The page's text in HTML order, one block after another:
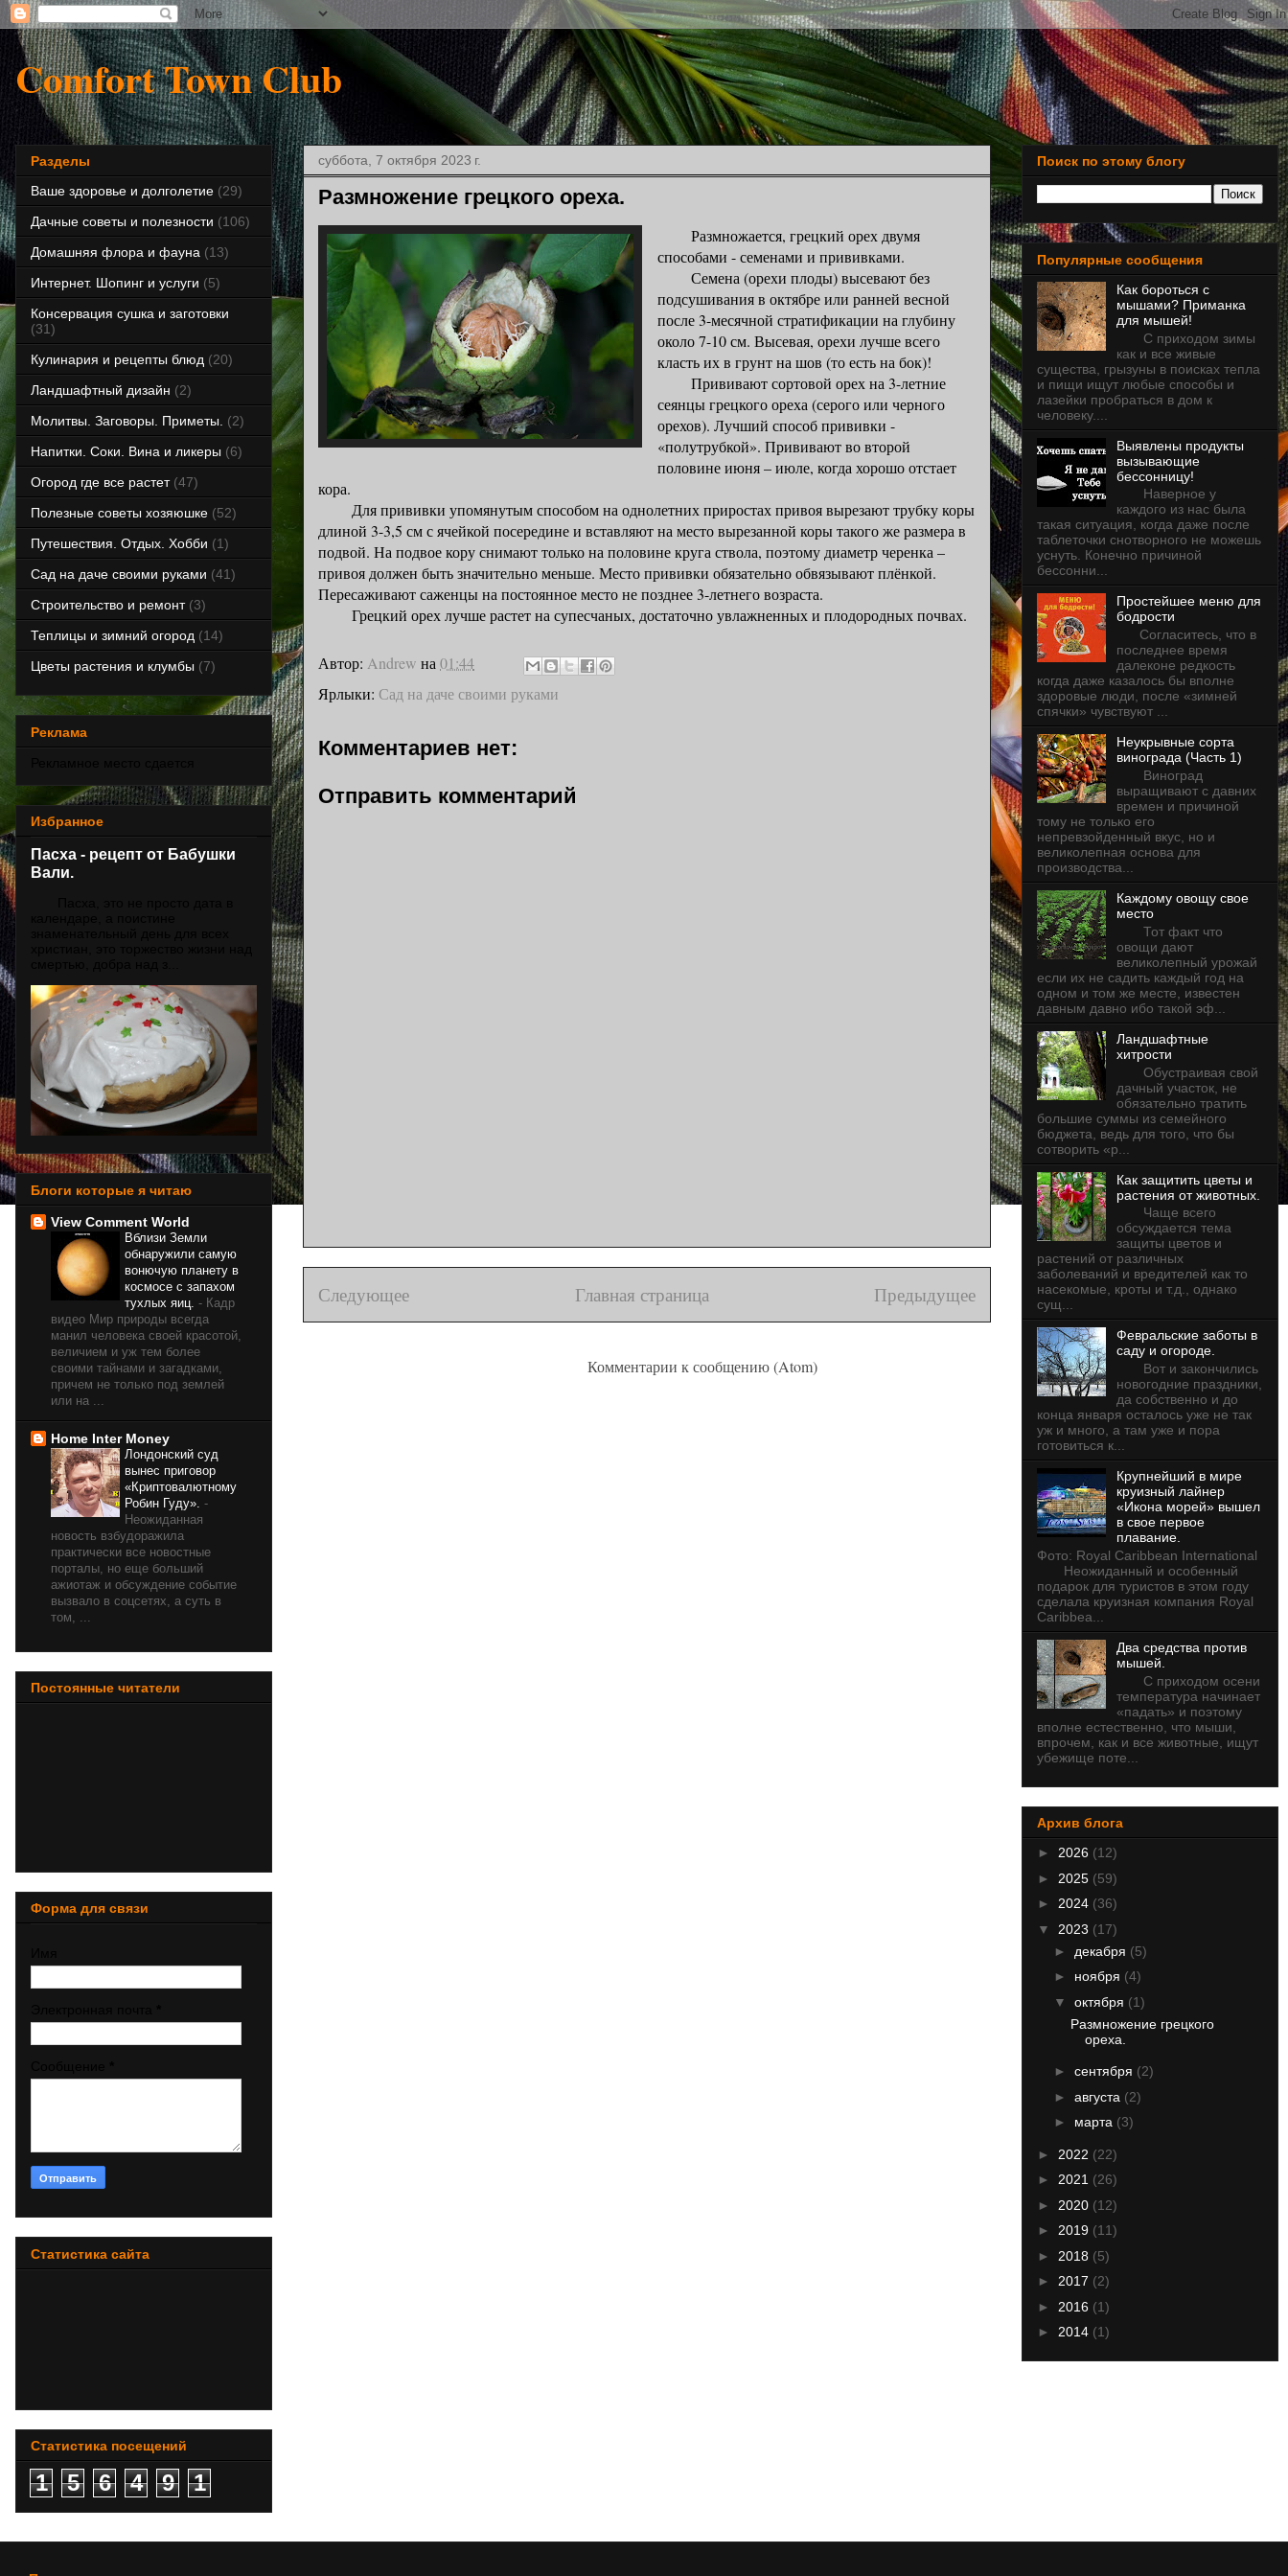
Comfort Town Club
суббота, 7 октября 2023 г.
Размножение грецкого ореха.
Размножается, грецкий орех двумя
способами - семенами и прививками.
Семена (орехи плоды) высевают без
подсушивания в октябре или ранней весной
после 3-месячной стратификации на глубину
около 7-10 см. Высевая, орехи лучше всего
класть их в грунт на шов (то есть на бок)!
Прививают сортовой орех на 3-летние
сеянцы грецкого ореха (серого или черного
орехов). Лучший способ прививки -
«полутрубкой». Прививают во второй
половине июня – июле, когда хорошо отстает
кора.
Для прививки упомянутым способом на однолетних приростах привоя вырезают трубку коры
длиной 3-3,5 см с ячейкой посередине и вставляют на место вырезанной коры такого же размера в
подвой. На подвое кору снимают только на половине круга ствола, поэтому диаметр черенка –
привоя должен быть значительно меньше. Место прививки обязательно обвязывают плёнкой.
Пересаживают саженцы на постоянное место не позднее 3-летнего возраста.
Грецкий орех лучше растет на супесчаных, достаточно увлажненных и плодородных почвах.
Автор: Andrew на 01:44
Ярлыки: Сад на даче своими руками
Комментариев нет:
Отправить комментарий
Следующее Предыдущее
Главная страница
Комментарии к сообщению (Atom)
Разделы
Ваше здоровье и долголетие (29)
Дачные советы и полезности (106)
Домашняя флора и фауна (13)
Интернет. Шопинг и услуги (5)
Консервация сушка и заготовки
(31)
Кулинария и рецепты блюд (20)
Ландшафтный дизайн (2)
Молитвы. Заговоры. Приметы. (2)
Напитки. Соки. Вина и ликеры (6)
Огород где все растет (47)
Полезные советы хозяюшке (52)
Путешествия. Отдых. Хобби (1)
Сад на даче своими руками (41)
Строительство и ремонт (3)
Теплицы и зимний огород (14)
Цветы растения и клумбы (7)
Реклама
Избранное
Пасха - рецепт от Бабушки
Вали.
Блоги которые я читаю
View Comment World
Вблизи Земли
обнаружили самую
вонючую планету в
космосе с запахом
тухлых яиц. - Кадр
видео Мир природы всегда
манил человека своей красотой,
величием и уж тем более
своими тайнами и загадками,
причем не только под землей
или на ...
Home Inter Money
Лондонский суд
вынес приговор
«Криптовалютному
Робин Гуду». -
Неожиданная
новость взбудоражила
практически все новостные
порталы, но еще больший
ажиотаж и обсуждение событие
вызвало в соцсетях, а суть в
том, ...
Постоянные читатели
Форма для связи
Статистика сайта
Статистика посещений
1 5 6 4 9 1
Поиск по этому блогу
Популярные сообщения
Как бороться с
мышами? Приманка
для мышей!
С приходом зимы
как и все живые
существа, грызуны в поисках тепла
и пищи ищут любые способы и
лазейки пробраться в дом к
человеку....
Выявлены продукты
вызывающие
бессонницу!
Наверное у
каждого из нас была
такая ситуация, когда даже после
таблеточки снотворного не можешь
уснуть. Конечно причиной
бессонни...
Простейшее меню для
бодрости
Согласитесь, что в
последнее время
далеконе редкость
когда даже казалось бы вполне
здоровые люди, после «зимней
спячки» чувствуют ...
Неукрывные сорта
винограда (Часть 1)
Виноград
выращивают с давних
времен и причиной
тому не только его
непревзойденный вкус, но и
великолепная основа для
производства...
Каждому овощу свое
место
Тот факт что
овощи дают
великолепный урожай
если их не садить каждый год на
одном и том же месте, известен
давным давно ибо такой эф...
Ландшафтные
хитрости
Обустраивая свой
дачный участок, не
обязательно тратить
большие суммы из семейного
бюджета, ведь для того, что бы
сотворить «р...
Как защитить цветы и
растения от животных.
Чаще всего
обсуждается тема
защиты цветов и
растений от различных
заболеваний и вредителей как то
насекомые, кроты и т.д., однако
сущ...
Февральские заботы в
саду и огороде.
Вот и закончились
новогодние праздники,
да собственно и до
конца января осталось уже не так
уж и много, а там уже и пора
готовиться к...
Крупнейший в мире
круизный лайнер
«Икона морей» вышел
в свое первое
плавание.
Фото: Royal Caribbean International
Неожиданный и особенный
подарок для туристов в этом году
сделала круизная компания Royal
Caribbea...
Два средства против
мышей.
С приходом осени
температура начинает
«падать» и поэтому
вполне естественно, что мыши,
впрочем, как и все животные, ищут
убежище поте...
Архив блога
► 2026 (12)
► 2025 (59)
► 2024 (36)
▼ 2023 (17)
► декабря (5)
► ноября (4)
▼ октября (1)
Размножение грецкого
ореха.
► сентября (2)
► августа (2)
► марта (3)
► 2022 (22)
► 2021 (26)
► 2020 (12)
► 2019 (11)
► 2018 (5)
► 2017 (2)
► 2016 (1)
► 2014 (1)